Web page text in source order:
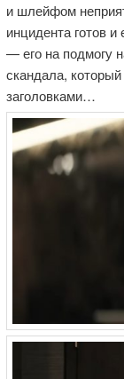
и шлейфом
инцидента готов
— его на подмогу
скандала,
заголовками…